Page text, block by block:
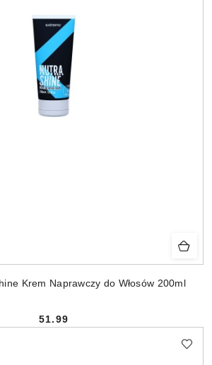
Krem Naprawczy do Włosów 200ml
Cena:
51.99